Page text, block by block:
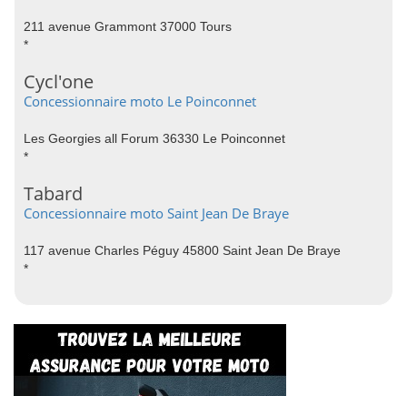
211 avenue Grammont 37000 Tours
*
Cycl'one
Concessionnaire moto Le Poinconnet
Les Georgies all Forum 36330 Le Poinconnet
*
Tabard
Concessionnaire moto Saint Jean De Braye
117 avenue Charles Péguy 45800 Saint Jean De Braye
*